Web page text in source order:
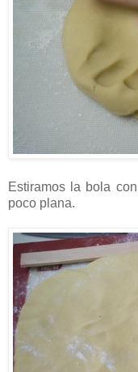
Estiramos la bola
poco plana.